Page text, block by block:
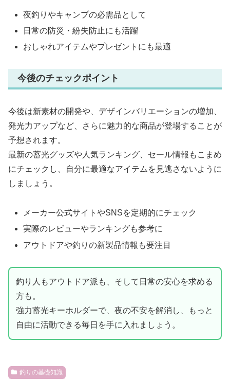
夜釣りやキャンプの必需品として
日常の防災・紛失防止にも活躍
おしゃれアイテムやプレゼントにも最適
今後のチェックポイント
今後は新素材の開発や、デザインバリエーションの増加、
発光力アップなど、さらに魅力的な商品が登場することが
予想されます。
最新の蓄光グッズや人気ランキング、セール情報もこまめ
にチェックし、自分に最適なアイテムを見逃さないように
しましょう。
メーカー公式サイトやSNSを定期的にチェック
実際のレビューやランキングも参考に
アウトドアや釣りの新製品情報も要注目
釣り人もアウトドア派も、そして日常の安心を求める
方も。
強力蓄光キーホルダーで、夜の不安を解消し、もっと
自由に活動できる毎日を手に入れましょう。
釣りの基礎知識